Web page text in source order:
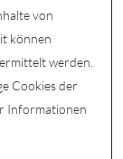
von
können
werden.
Cookies der
Informationen